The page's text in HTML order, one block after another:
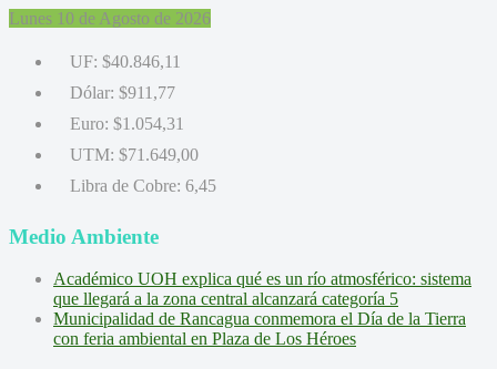
Lunes 10 de Agosto de 2026
UF: $40.846,11
Dólar: $911,77
Euro: $1.054,31
UTM: $71.649,00
Libra de Cobre: 6,45
Medio Ambiente
Académico UOH explica qué es un río atmosférico: sistema
que llegará a la zona central alcanzará categoría 5
Municipalidad de Rancagua conmemora el Día de la Tierra
con feria ambiental en Plaza de Los Héroes